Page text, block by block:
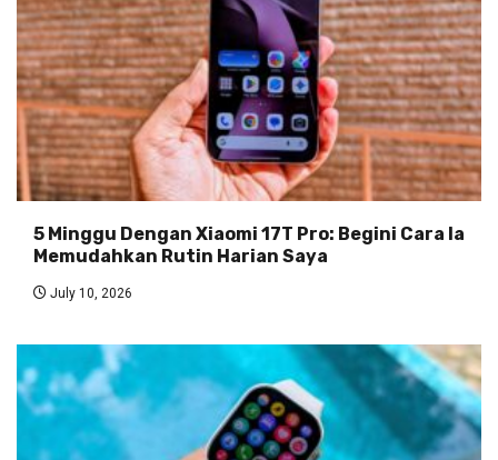
5 Minggu Dengan Xiaomi 17T Pro: Begini Cara Ia
Memudahkan Rutin Harian Saya
July 10, 2026